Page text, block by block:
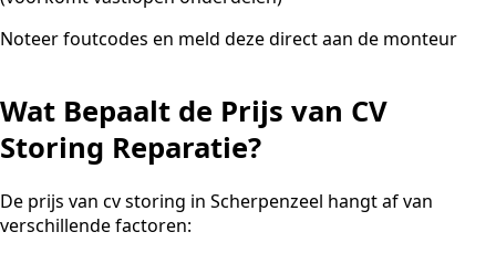
Noteer foutcodes en meld deze direct aan de monteur
Wat Bepaalt de Prijs van CV
Storing Reparatie?
De prijs van cv storing in Scherpenzeel hangt af van
verschillende factoren: